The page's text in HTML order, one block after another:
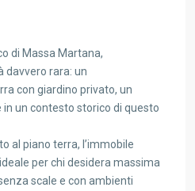
di Massa Martana,
davvero rara: un
con giardino privato, un
un contesto storico di questo
al piano terra, l’immobile
per chi desidera massima
scale e con ambienti